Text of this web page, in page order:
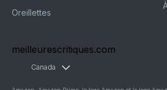
Oreillettes
meilleurescritiques.com
Canada